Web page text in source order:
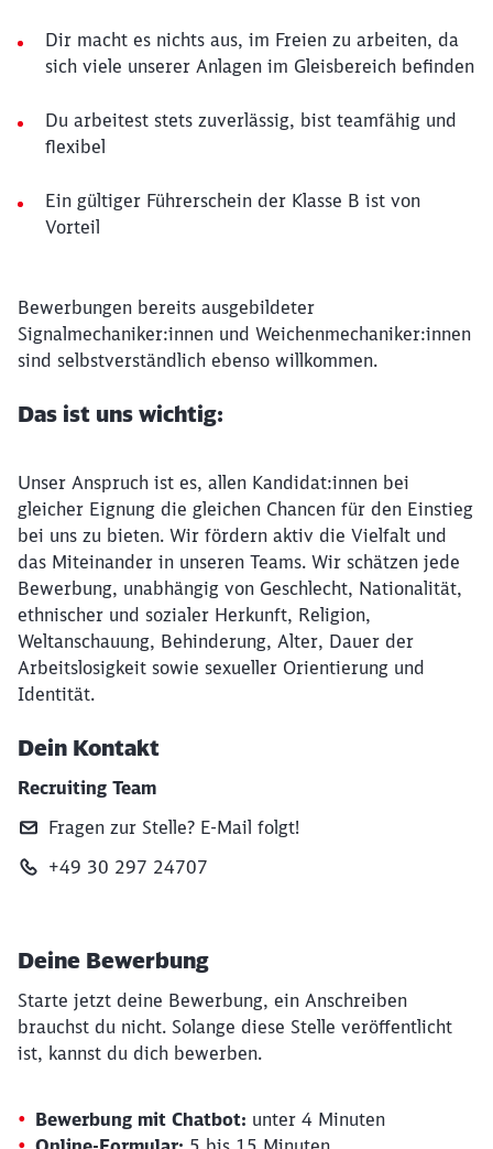
Dir macht es nichts aus, im Freien zu arbeiten, da
sich viele unserer Anlagen im Gleisbereich befinden
Du arbeitest stets zuverlässig, bist teamfähig und
flexibel
Ein gültiger Führerschein der Klasse B ist von
Vorteil
Bewerbungen bereits ausgebildeter
Signalmechaniker:innen und Weichenmechaniker:innen
sind selbstverständlich ebenso willkommen.
Das ist uns wichtig:
Unser Anspruch ist es, allen Kandidat:innen bei
gleicher Eignung die gleichen Chancen für den Einstieg
bei uns zu bieten. Wir fördern aktiv die Vielfalt und
das Miteinander in unseren Teams. Wir schätzen jede
Bewerbung, unabhängig von Geschlecht, Nationalität,
ethnischer und sozialer Herkunft, Religion,
Weltanschauung, Behinderung, Alter, Dauer der
Arbeitslosigkeit sowie sexueller Orientierung und
Identität.
Dein Kontakt
Recruiting Team
Fragen zur Stelle? E‑Mail folgt!
+49 30 297 24707
Deine Bewerbung
Starte jetzt deine Bewerbung, ein Anschreiben
brauchst du nicht. Solange diese Stelle veröffentlicht
ist, kannst du dich bewerben.
Bewerbung mit Chatbot: unter 4 Minuten